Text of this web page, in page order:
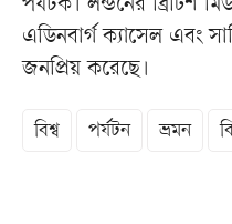
পর্যটক। লন্ডনের ব্রিটিশ
এডিনবার্গ ক্যাসেল এবং
জনপ্রিয় করেছে।
বিশ্ব পর্যটন ভ্রমন